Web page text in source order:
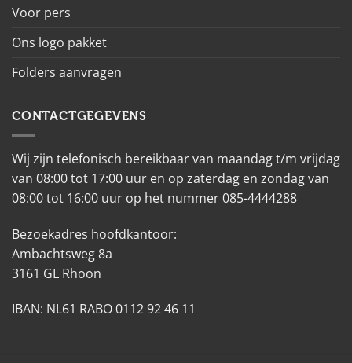
Voor pers
Ons logo pakket
Folders aanvragen
CONTACTGEGEVENS
Wij zijn telefonisch bereikbaar van maandag t/m vrijdag
van 08:00 tot 17:00 uur en op zaterdag en zondag van
08:00 tot 16:00 uur op het nummer 085-4444288
Bezoekadres hoofdkantoor:
Ambachtsweg 8a
3161 GL Rhoon
IBAN: NL61 RABO 0112 92 46 11